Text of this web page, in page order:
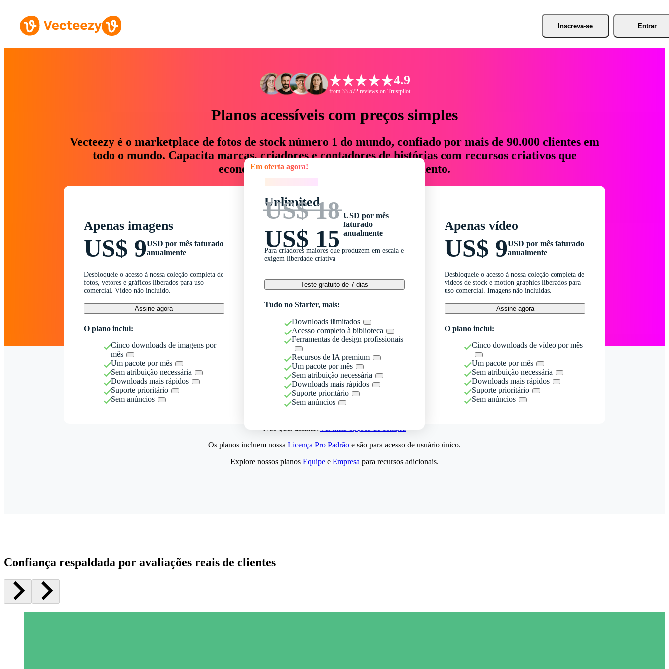
Inscreva-se Entrar
4.9
from 33.572 reviews on Trustpilot
Planos acessíveis com preços simples
Vecteezy é o marketplace de fotos de stock número 1 do mundo, confiado por mais de 90.000 clientes em
todo o mundo. Capacita marcas, criadores e contadores de histórias com recursos criativos que
economizam até 76% em tempo e orçamento.
Apenas imagens
US$ 9USD por mês faturado
anualmente
Desbloqueie o acesso à nossa coleção completa de
fotos, vetores e gráficos liberados para uso
comercial. Vídeo não incluído.
Assine agora
O plano inclui:
Cinco downloads de imagens por
mês
Um pacote por mês
Sem atribuição necessária
Downloads mais rápidos
Suporte prioritário
Sem anúncios
Em oferta agora!
Unlimited
US$ 18
US$ 15
USD por mês
faturado
anualmente
Para criadores maiores que produzem em escala e
exigem liberdade criativa
Teste gratuito de 7 dias
Tudo no Starter, mais:
Downloads ilimitados
Acesso completo à biblioteca
Ferramentas de design profissionais
Recursos de IA premium
Um pacote por mês
Sem atribuição necessária
Downloads mais rápidos
Suporte prioritário
Sem anúncios
Apenas vídeo
US$ 9USD por mês faturado
anualmente
Desbloqueie o acesso à nossa coleção completa de
vídeos de stock e motion graphics liberados para
uso comercial. Imagens não incluídas.
Assine agora
O plano inclui:
Cinco downloads de vídeo por mês
Um pacote por mês
Sem atribuição necessária
Downloads mais rápidos
Suporte prioritário
Sem anúncios
Não quer assinar?Ver mais opções de compra
Os planos incluem nossa Licença Pro Padrão e são para acesso de usuário único.
Explore nossos planos Equipe e Empresa para recursos adicionais.
Confiança respaldada por avaliações reais de clientes